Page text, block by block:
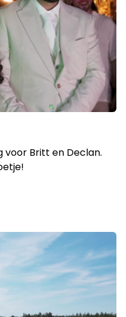
voor Britt en Declan.